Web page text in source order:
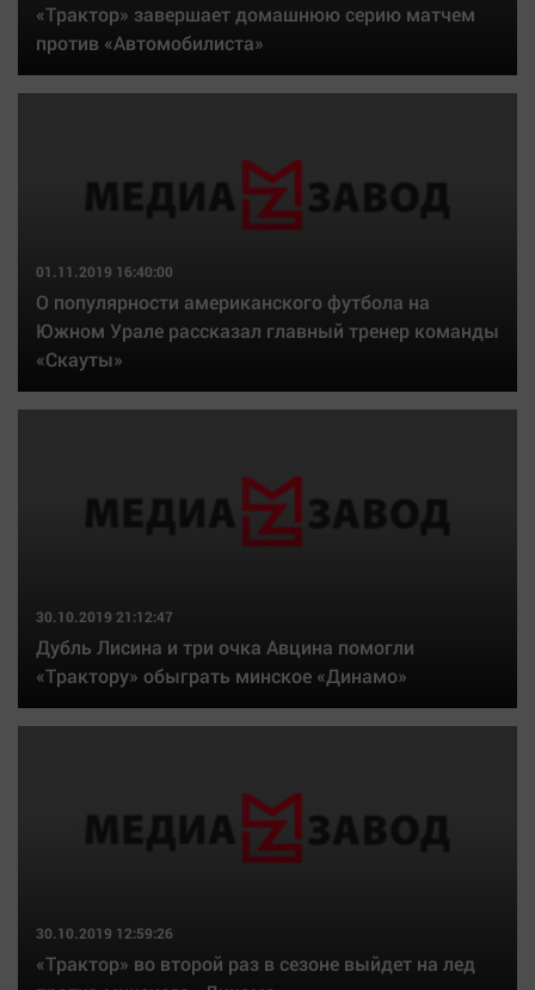
«Трактор» завершает домашнюю серию матчем
против «Автомобилиста»
01.11.2019 16:40:00
О популярности американского футбола на
Южном Урале рассказал главный тренер команды
«Скауты»
30.10.2019 21:12:47
Дубль Лисина и три очка Авцина помогли
«Трактору» обыграть минское «Динамо»
30.10.2019 12:59:26
«Трактор» во второй раз в сезоне выйдет на лед